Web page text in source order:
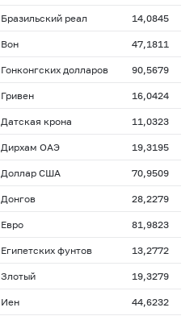
Бразильский реал 14,0845
Вон 47,1811
Гонконгских долларов 90,5679
Гривен 16,0424
Датская крона 11,0323
Дирхам ОАЭ 19,3195
Доллар США 70,9509
Донгов 28,2279
Евро 81,9823
Египетских фунтов 13,2772
Злотый 19,3279
Иен 44,6232